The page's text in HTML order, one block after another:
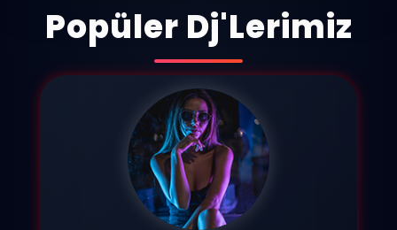
Popüler Dj'Lerimiz